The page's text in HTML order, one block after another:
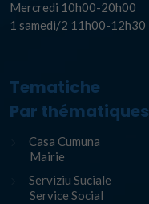
Mercredi 10h00-20h00
1 samedi/2 11h00-12h30
Tematiche
Par thématiques
Casa Cumuna
Mairie
Serviziu Suciale
Service Social